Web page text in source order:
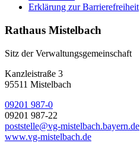
Erklärung zur Barrierefreiheit
Rathaus Mistelbach
Sitz der Verwaltungsgemeinschaft
Kanzleistraße 3
95511 Mistelbach
09201 987-0
09201 987-22
poststelle@vg-mistelbach.bayern.de
www.vg-mistelbach.de